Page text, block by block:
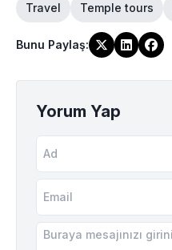
Travel Temple tours
Bunu Paylaş:
Yorum Yap